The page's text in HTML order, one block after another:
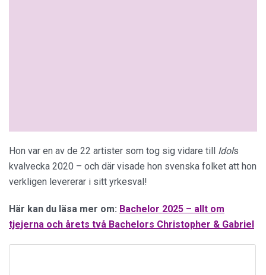
Hon var en av de 22 artister som tog sig vidare till Idols
kvalvecka 2020 – och där visade hon svenska folket att hon
verkligen levererar i sitt yrkesval!
Här kan du läsa mer om: Bachelor 2025 – allt om
tjejerna och årets två Bachelors Christopher & Gabriel